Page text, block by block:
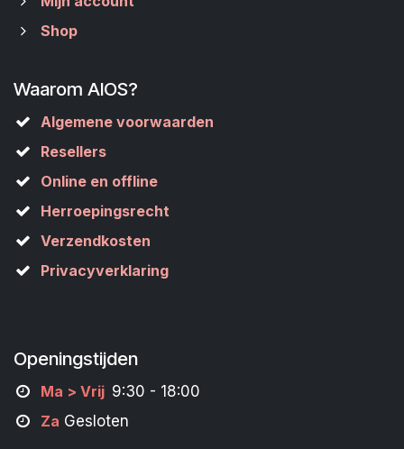
Shop
Waarom AIOS?
Algemene voorwaarden
Resellers
Online en offline
Herroepingsrecht
Verzendkosten
Privacyverklaring
Openingstijden
Ma > Vrij 9:30 - 18:00
Za Gesloten